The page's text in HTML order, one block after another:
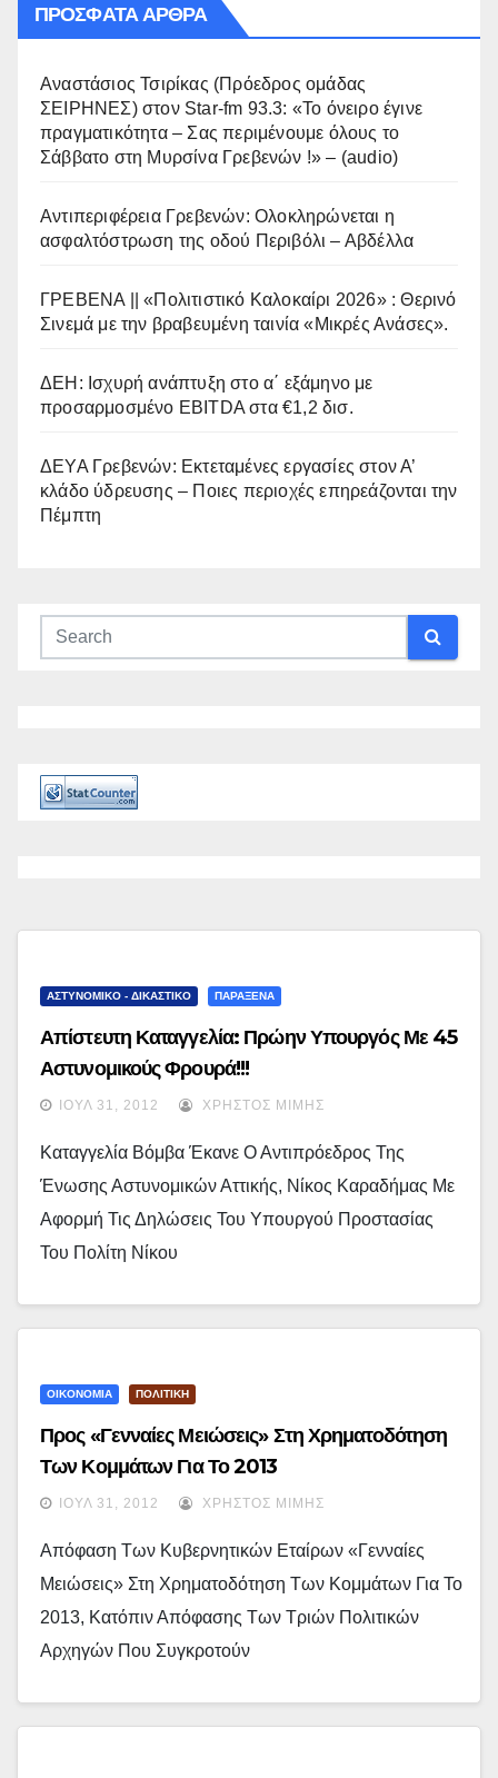
ΠΡΌΣΦΑΤΑ ΆΡΘΡΑ
Αναστάσιος Τσιρίκας (Πρόεδρος ομάδας
ΣΕΙΡΗΝΕΣ) στον Star-fm 93.3: «Το όνειρο έγινε
πραγματικότητα – Σας περιμένουμε όλους το
Σάββατο στη Μυρσίνα Γρεβενών !» – (audio)
Αντιπεριφέρεια Γρεβενών: Ολοκληρώνεται η
ασφαλτόστρωση της οδού Περιβόλι – Αβδέλλα
ΓΡΕΒΕΝΑ || «Πολιτιστικό Καλοκαίρι 2026» : Θερινό
Σινεμά με την βραβευμένη ταινία «Μικρές Ανάσες».
ΔΕΗ: Ισχυρή ανάπτυξη στο α΄ εξάμηνο με
προσαρμοσμένο EBITDA στα €1,2 δισ.
ΔΕΥΑ Γρεβενών: Εκτεταμένες εργασίες στον Α’
κλάδο ύδρευσης – Ποιες περιοχές επηρεάζονται την
Πέμπτη
ΑΣΤΥΝΟΜΙΚΟ - ΔΙΚΑΣΤΙΚΟ ΠΑΡΑΞΕΝΑ
Απίστευτη Καταγγελία: Πρώην Υπουργός Με 45
Αστυνομικούς Φρουρά!!!
ΙΟΎΛ 31, 2012 ΧΡΉΣΤΟΣ ΜΊΜΗΣ
Καταγγελία Βόμβα Έκανε Ο Αντιπρόεδρος Της
Ένωσης Αστυνομικών Αττικής, Νίκος Καραδήμας Με
Αφορμή Τις Δηλώσεις Του Υπουργού Προστασίας
Του Πολίτη Νίκου
ΟΙΚΟΝΟΜΙΑ ΠΟΛΙΤΙΚΗ
Προς «γενναίες Μειώσεις» Στη Χρηματοδότηση
Των Κομμάτων Για Το 2013
ΙΟΎΛ 31, 2012 ΧΡΉΣΤΟΣ ΜΊΜΗΣ
Απόφαση Των Κυβερνητικών Εταίρων «Γενναίες
Μειώσεις» Στη Χρηματοδότηση Των Κομμάτων Για Το
2013, Κατόπιν Απόφασης Των Τριών Πολιτικών
Αρχηγών Που Συγκροτούν